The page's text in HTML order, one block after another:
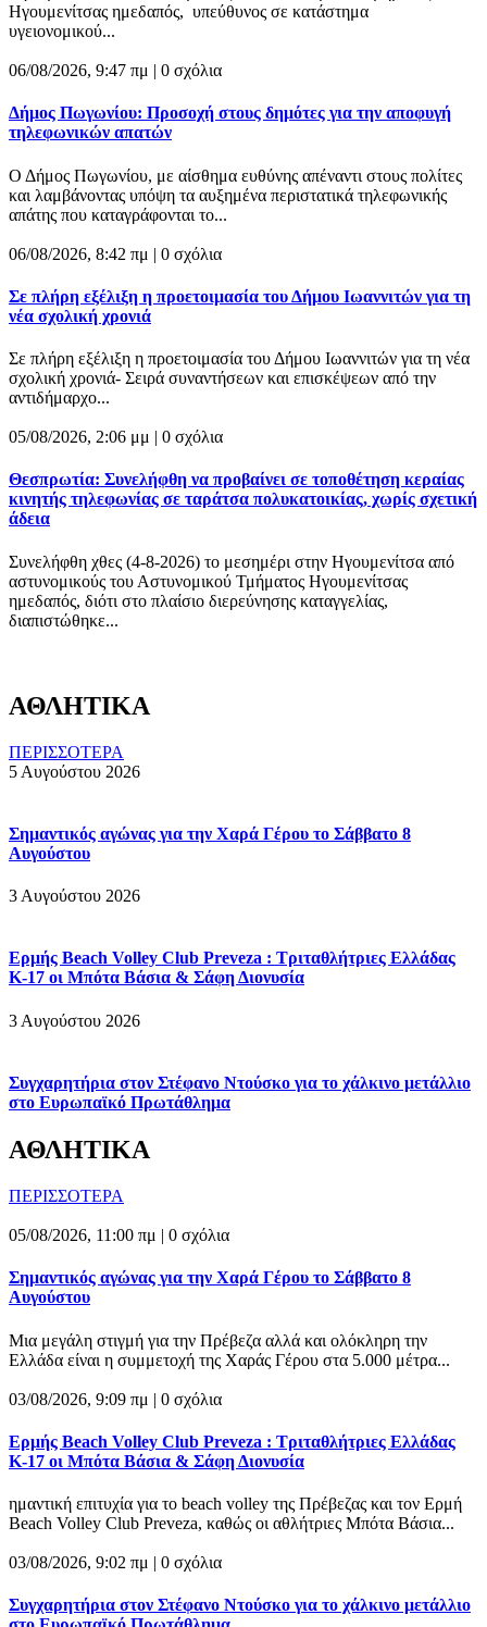
Ηγουμενίτσας ημεδαπός, υπεύθυνος σε κατάστημα
υγειονομικού...
06/08/2026, 9:47 πμ | 0 σχόλια
Δήμος Πωγωνίου: Προσοχή στους δημότες για την αποφυγή
τηλεφωνικών απατών
Ο Δήμος Πωγωνίου, με αίσθημα ευθύνης απέναντι στους πολίτες
και λαμβάνοντας υπόψη τα αυξημένα περιστατικά τηλεφωνικής
απάτης που καταγράφονται το...
06/08/2026, 8:42 πμ | 0 σχόλια
Σε πλήρη εξέλιξη η προετοιμασία του Δήμου Ιωαννιτών για τη
νέα σχολική χρονιά
Σε πλήρη εξέλιξη η προετοιμασία του Δήμου Ιωαννιτών για τη νέα
σχολική χρονιά- Σειρά συναντήσεων και επισκέψεων από την
αντιδήμαρχο...
05/08/2026, 2:06 μμ | 0 σχόλια
Θεσπρωτία: Συνελήφθη να προβαίνει σε τοποθέτηση κεραίας
κινητής τηλεφωνίας σε ταράτσα πολυκατοικίας, χωρίς σχετική
άδεια
Συνελήφθη χθες (4-8-2026) το μεσημέρι στην Ηγουμενίτσα από
αστυνομικούς του Αστυνομικού Τμήματος Ηγουμενίτσας
ημεδαπός, διότι στο πλαίσιο διερεύνησης καταγγελίας,
διαπιστώθηκε...
ΑΘΛΗΤΙΚΑ
ΠΕΡΙΣΣΟΤΕΡΑ
5 Αυγούστου 2026
Σημαντικός αγώνας για την Χαρά Γέρου το Σάββατο 8
Αυγούστου
3 Αυγούστου 2026
Ερμής Beach Volley Club Preveza : Τριταθλήτριες Ελλάδας
Κ-17 οι Μπότα Βάσια & Σάφη Διονυσία
3 Αυγούστου 2026
Συγχαρητήρια στον Στέφανο Ντούσκο για το χάλκινο μετάλλιο
στο Ευρωπαϊκό Πρωτάθλημα
ΑΘΛΗΤΙΚΑ
ΠΕΡΙΣΣΟΤΕΡΑ
05/08/2026, 11:00 πμ | 0 σχόλια
Σημαντικός αγώνας για την Χαρά Γέρου το Σάββατο 8
Αυγούστου
Μια μεγάλη στιγμή για την Πρέβεζα αλλά και ολόκληρη την
Ελλάδα είναι η συμμετοχή της Χαράς Γέρου στα 5.000 μέτρα...
03/08/2026, 9:09 πμ | 0 σχόλια
Ερμής Beach Volley Club Preveza : Τριταθλήτριες Ελλάδας
Κ-17 οι Μπότα Βάσια & Σάφη Διονυσία
ημαντική επιτυχία για το beach volley της Πρέβεζας και τον Ερμή
Beach Volley Club Preveza, καθώς οι αθλήτριες Μπότα Βάσια...
03/08/2026, 9:02 πμ | 0 σχόλια
Συγχαρητήρια στον Στέφανο Ντούσκο για το χάλκινο μετάλλιο